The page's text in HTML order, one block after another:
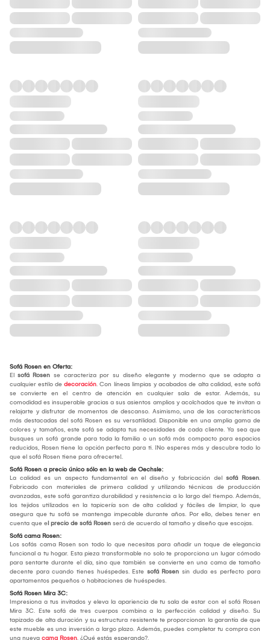
Sofá Rosen en Oferta:
El sofá Rosen se caracteriza por su diseño elegante y moderno que se adapta a
cualquier estilo de decoración. Con líneas limpias y acabados de alta calidad, este sofá
se convierte en el centro de atención en cualquier sala de estar. Además, su
comodidad es insuperable gracias a sus asientos amplios y acolchados que te invitan a
relajarte y disfrutar de momentos de descanso. Asimismo, una de las características
más destacadas del sofá Rosen es su versatilidad. Disponible en una amplia gama de
colores y tamaños, este sofá se adapta tus necesidades de cada cliente. Ya sea que
busques un sofá grande para toda la familia o un sofá más compacto para espacios
reducidos, Rosen tiene la opción perfecta para ti. ¡No esperes más y descubre todo lo
que el sofá Rosen tiene para ofrecerte!.
Sofá Rosen a precio único sólo en la web de Oechsle:
La calidad es un aspecto fundamental en el diseño y fabricación del sofá Rosen.
Fabricado con materiales de primera calidad y utilizando técnicas de producción
avanzadas, este sofá garantiza durabilidad y resistencia a lo largo del tiempo. Además,
los tejidos utilizados en la tapicería son de alta calidad y fáciles de limpiar, lo que
asegura que tu sofá se mantenga impecable durante años. Por ello, debes tener en
cuenta que el precio de sofá Rosen será de acuerdo al tamaño y diseño que escojas.
Sofá cama Rosen:
Los sofás cama Rosen son todo lo que necesitas para añadir un toque de elegancia
funcional a tu hogar. Esta pieza transformable no solo te proporciona un lugar cómodo
para sentarte durante el día, sino que también se convierte en una cama de tamaño
decente para cuando tienes huéspedes. Este sofá Rosen sin duda es perfecto para
apartamentos pequeños o habitaciones de huéspedes.
Sofá Rosen Mira 3C:
Impresiona a tus invitados y eleva la apariencia de tu sala de estar con el sofá Rosen
Mira 3C. Este sofá de tres cuerpos combina a la perfección calidad y diseño. Su
tapizado de alta duración y su estructura resistente te proporcionan la garantía de que
este mueble es una inversión a largo plazo. Además, puedes completar tu compra con
una nueva cama Rosen. ¿Qué estás esperando?.